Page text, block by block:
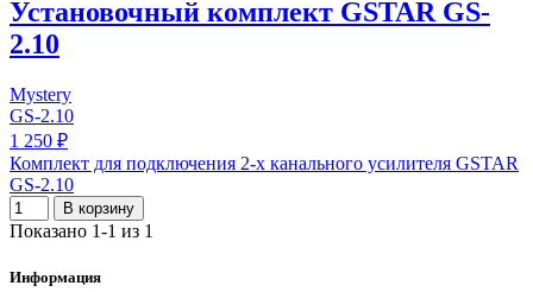
Установочный комплект GSTAR GS-
2.10
Mystery
GS-2.10
1 250 ₽
Комплект для подключения 2-х канального усилителя GSTAR
GS-2.10
В корзину
Показано 1-1 из 1
Информация